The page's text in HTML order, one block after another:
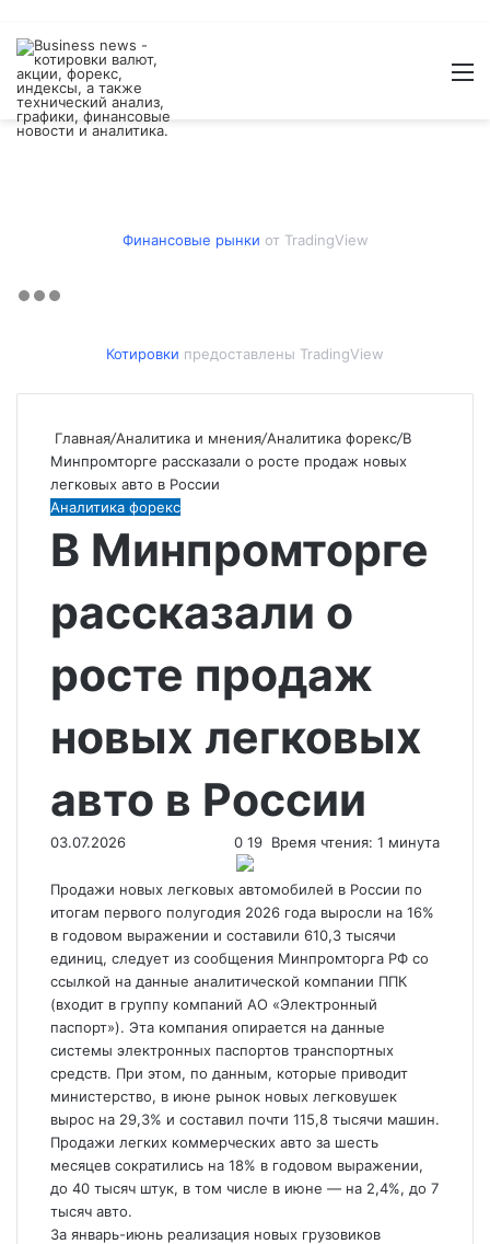
Финансовые рынки от TradingView
Котировки предоставлены TradingView
Главная/Аналитика и мнения/Аналитика форекс/В
Минпромторге рассказали о росте продаж новых
легковых авто в России
Аналитика форекс
В Минпромторге
рассказали о
росте продаж
новых легковых
авто в России
03.07.2026 0 19 Время чтения: 1 минута
Продажи новых легковых автомобилей в России по
итогам первого полугодия 2026 года выросли на 16%
в годовом выражении и составили 610,3 тысячи
единиц, следует из сообщения Минпромторга РФ со
ссылкой на данные аналитической компании ППК
(входит в группу компаний АО «Электронный
паспорт»). Эта компания опирается на данные
системы электронных паспортов транспортных
средств. При этом, по данным, которые приводит
министерство, в июне рынок новых легковушек
вырос на 29,3% и составил почти 115,8 тысячи машин.
Продажи легких коммерческих авто за шесть
месяцев сократились на 18% в годовом выражении,
до 40 тысяч штук, в том числе в июне — на 2,4%, до 7
тысяч авто.
За январь-июнь реализация новых грузовиков